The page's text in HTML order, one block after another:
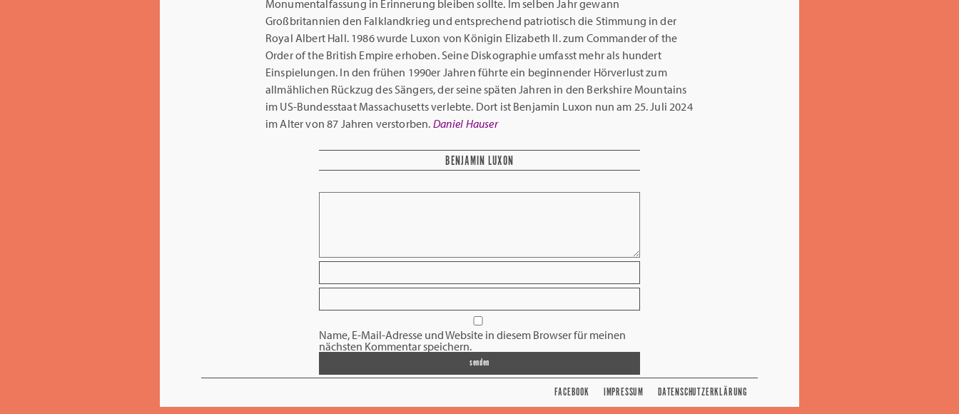
Monumentalfassung in Erinnerung bleiben sollte. Im selben Jahr gewann
Großbritannien den Falklandkrieg und entsprechend patriotisch die Stimmung in der
Royal Albert Hall. 1986 wurde Luxon von Königin Elizabeth II. zum Commander of the
Order of the British Empire erhoben. Seine Diskographie umfasst mehr als hundert
Einspielungen. In den frühen 1990er Jahren führte ein beginnender Hörverlust zum
allmählichen Rückzug des Sängers, der seine späten Jahren in den Berkshire Mountains
im US-Bundesstaat Massachusetts verlebte. Dort ist Benjamin Luxon nun am 25. Juli 2024
im Alter von 87 Jahren verstorben. Daniel Hauser
BENJAMIN LUXON
Name, E-Mail-Adresse und Website in diesem Browser für meinen
nächsten Kommentar speichern.
DATENSCHUTZERKLÄRUNG
IMPRESSUM
FACEBOOK